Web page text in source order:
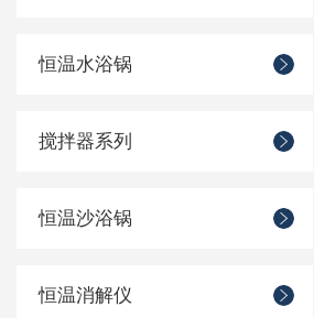
恒温水浴锅
搅拌器系列
恒温沙浴锅
恒温消解仪